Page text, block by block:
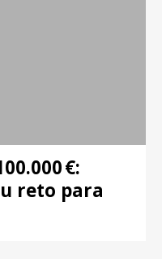
€:
reto para